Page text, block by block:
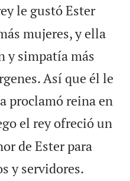
le gustó Ester
mujeres, y ella
y simpatía más
Así que él le
proclamó reina en
el rey ofreció un
de Ester para
y servidores.